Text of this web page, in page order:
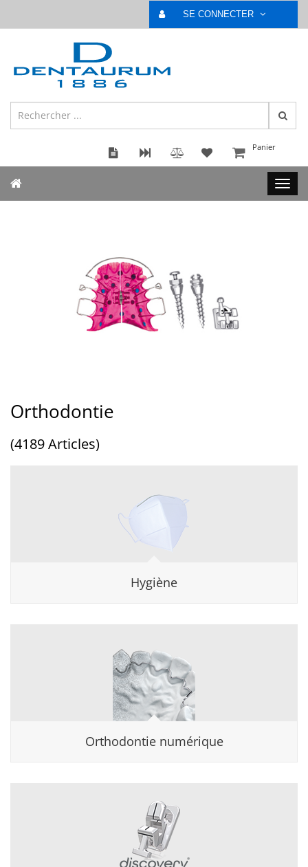
SE CONNECTER
Panier
Orthodontie
(4189 Articles)
Hygiène
Orthodontie numérique